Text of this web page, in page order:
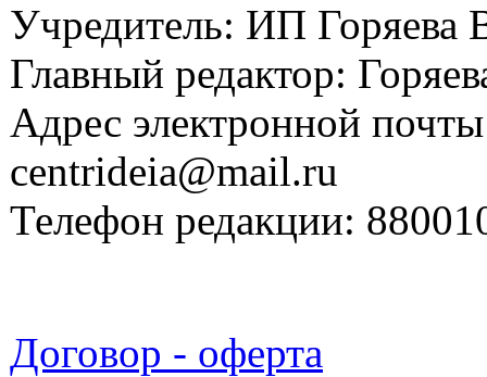
Учредитель: ИП Горяева
Главный редактор:
Адрес электронной
centrideia@mail.ru
Телефон редакции:
Договор - оферта